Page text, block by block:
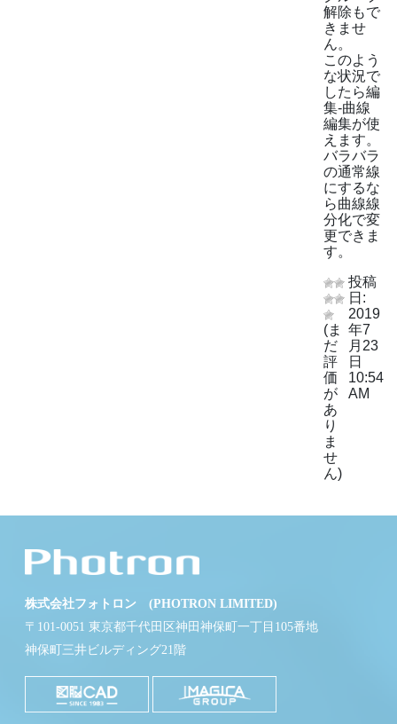
解除もで
きませ
ん。
このよう
な状況で
したら編
集-曲線
編集が使
えます。
バラバラ
の通常線
にするな
ら曲線線
分化で変
更できま
す。
(ま
だ
評
価
が
あ
り
ま
せ
ん)
投稿
日:
2019
年7
月23
日
10:54
AM
株式会社フォトロン (PHOTRON LIMITED)
〒101-0051 東京都千代田区神田神保町一丁目105番地
神保町三井ビルディング21階